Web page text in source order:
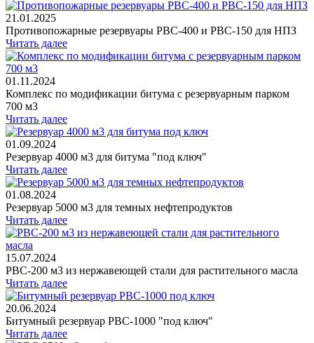
21.01.2025
Противопожарные резервуары РВС-400 и РВС-150 для НПЗ
Читать далее
01.11.2024
Комплекс по модификации битума с резервуарным парком
700 м3
Читать далее
01.09.2024
Резервуар 4000 м3 для битума "под ключ"
Читать далее
01.08.2024
Резервуар 5000 м3 для темных нефтепродуктов
Читать далее
15.07.2024
РВС-200 м3 из нержавеющей стали для растительного масла
Читать далее
20.06.2024
Битумный резервуар РВС-1000 "под ключ"
Читать далее